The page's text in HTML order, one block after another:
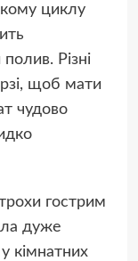
циклу
Різні
щоб мати
чудово
гострим
дуже
кімнатних